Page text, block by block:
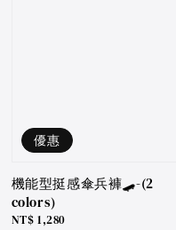
優惠
機能型挺感傘兵褲🛹-(2
colors)
Sale
NT$ 1,280